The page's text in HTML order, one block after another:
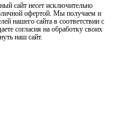
сайт несет исключительно
офертой. Мы получаем и
нашего сайта в соответствии с
согласия на обработку своих
наш сайт.